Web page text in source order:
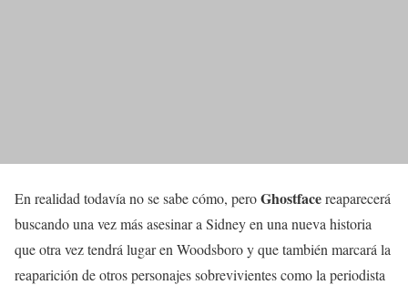
En realidad todavía no se sabe cómo, peroGhostfacereaparecerá
buscando una vez más asesinar a Sidney en una nueva historia
que otra vez tendrá lugar en Woodsboro y que también marcará la
reaparición de otros personajes sobrevivientes como la periodista